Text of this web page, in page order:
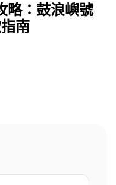
略：鼓浪嶼號
南